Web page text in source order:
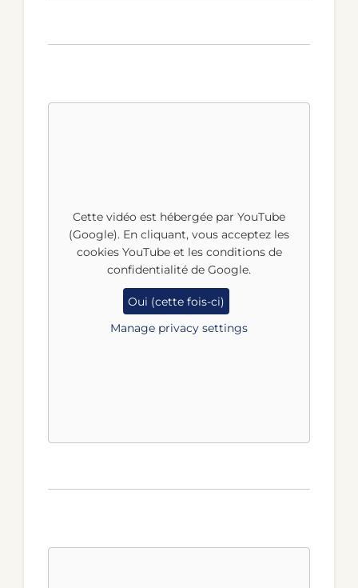
Cette vidéo est hébergée par YouTube
(Google). En cliquant, vous acceptez les
cookies YouTube et les conditions de
confidentialité de Google.
Oui (cette fois-ci)
Manage privacy settings